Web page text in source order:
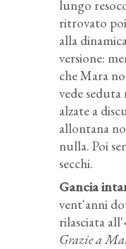
lungo
ritrovato
alla
versione:
che Mara
vede
alzate a
allontana
nulla. Poi
secchi.
Gancia
vent'anni
rilasciata
Grazie a